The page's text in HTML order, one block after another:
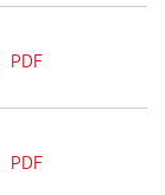
PDF
PDF